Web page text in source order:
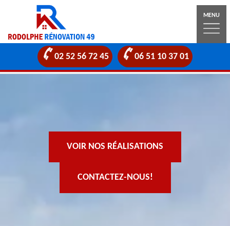
MENU
02 52 56 72 45 06 51 10 37 01
VOIR NOS RÉALISATIONS
CONTACTEZ-NOUS!